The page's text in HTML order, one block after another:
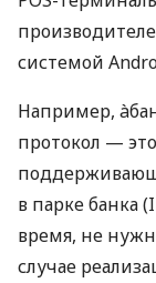
системой
Например,
протокол —
в парке банка
время, не
случае